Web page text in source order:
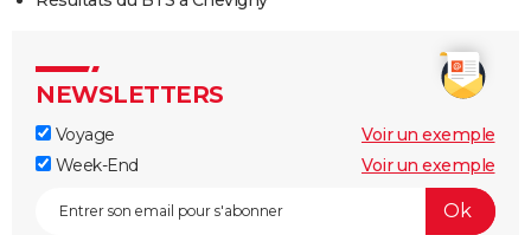
NEWSLETTERS
Voyage
Voir un exemple
Week-End
Voir un exemple